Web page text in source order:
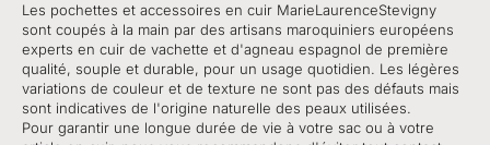
Les pochettes et accessoires en cuir MarieLaurenceStevigny
sont coupés à la main par des artisans maroquiniers européens
experts en cuir de vachette et d'agneau espagnol de première
qualité, souple et durable, pour un usage quotidien. Les légères
variations de couleur et de texture ne sont pas des défauts mais
sont indicatives de l'origine naturelle des peaux utilisées.
Pour garantir une longue durée de vie à votre sac ou à votre